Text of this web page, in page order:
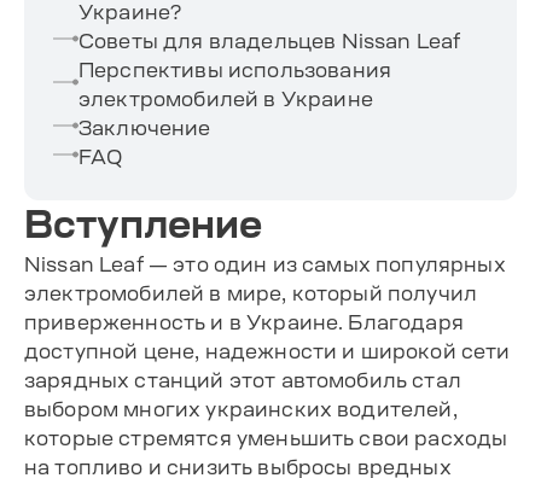
Украине?
Советы для владельцев Nissan Leaf
Перспективы использования
электромобилей в Украине
Заключение
FAQ
Вступление
Nissan Leaf — это один из самых популярных
электромобилей в мире, который получил
приверженность и в Украине. Благодаря
доступной цене, надежности и широкой сети
зарядных станций этот автомобиль стал
выбором многих украинских водителей,
которые стремятся уменьшить свои расходы
на топливо и снизить выбросы вредных